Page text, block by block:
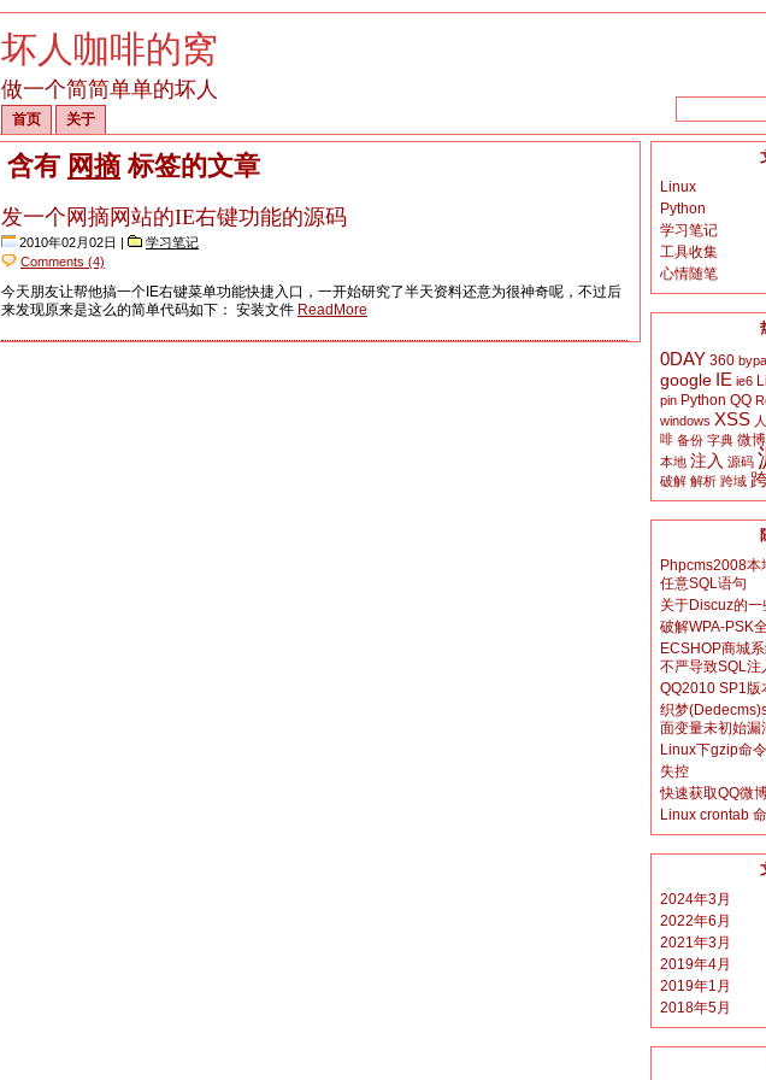
坏人咖啡的窝
做一个简简单单的坏人
首页 关于
含有 网摘标签的文章
发一个网摘网站的IE右键功能的源码
2010年02月02日 |
学习笔记
Comments (4)
今天朋友让帮他搞一个IE右键菜单功能快捷入口，一开始研究了半天资料还意为很神奇呢，不过后
来发现原来是这么的简单代码如下： 安装文件 ReadMore
Linux
Python
学习笔记
工具收集
心情随笔
0DAY 360
google IE ie6
pin Python QQ
windows XSS
啡 备份 字典 微博
本地 注入 源码
破解 解析 跨域
Phpcms2008本
任意SQL语句
关于Discuz的一
破解WPA-PSK
ECSHOP商城
不严导致SQL注
QQ2010 SP1版
织梦
面变量未初始漏
Linux下gzip命
失控
快速获取QQ微
Linux crontab
2024年3月
2022年6月
2021年3月
2019年4月
2019年1月
2018年5月